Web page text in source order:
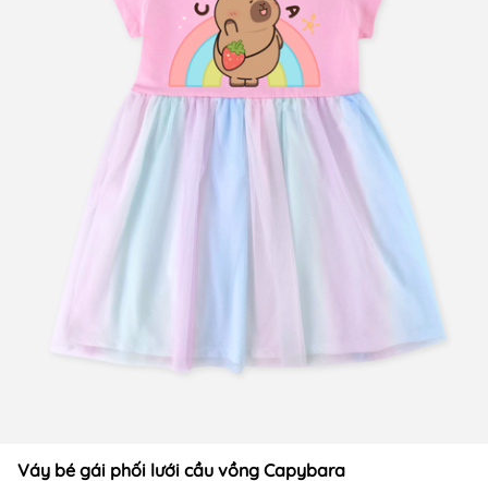
Váy bé gái phối lưới cầu vồng Capybara